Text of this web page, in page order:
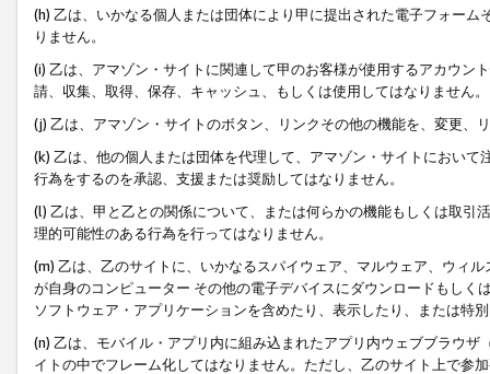
(h) 乙は、いかなる個人または団体により甲に提出された電子フォー
りません。
(i) 乙は、アマゾン・サイトに関連して甲のお客様が使用するアカウン
請、収集、取得、保存、キャッシュ、もしくは使用してはなりません。
(j) 乙は、アマゾン・サイトのボタン、リンクその他の機能を、変更、
(k) 乙は、他の個人または団体を代理して、アマゾン・サイトにおい
行為をするのを承認、支援または奨励してはなりません。
(l) 乙は、甲と乙との関係について、または何らかの機能もしくは取
理的可能性のある行為を行ってはなりません。
(m) 乙は、乙のサイトに、いかなるスパイウェア、マルウェア、ウィ
が自身のコンピューター その他の電子デバイスにダウンロードもし
ソフトウェア・アプリケーションを含めたり、表示したり、または特
(n) 乙は、モバイル・アプリ内に組み込まれたアプリ内ウェブブラウ
イトの中でフレーム化してはなりません。ただし、乙のサイト上で参